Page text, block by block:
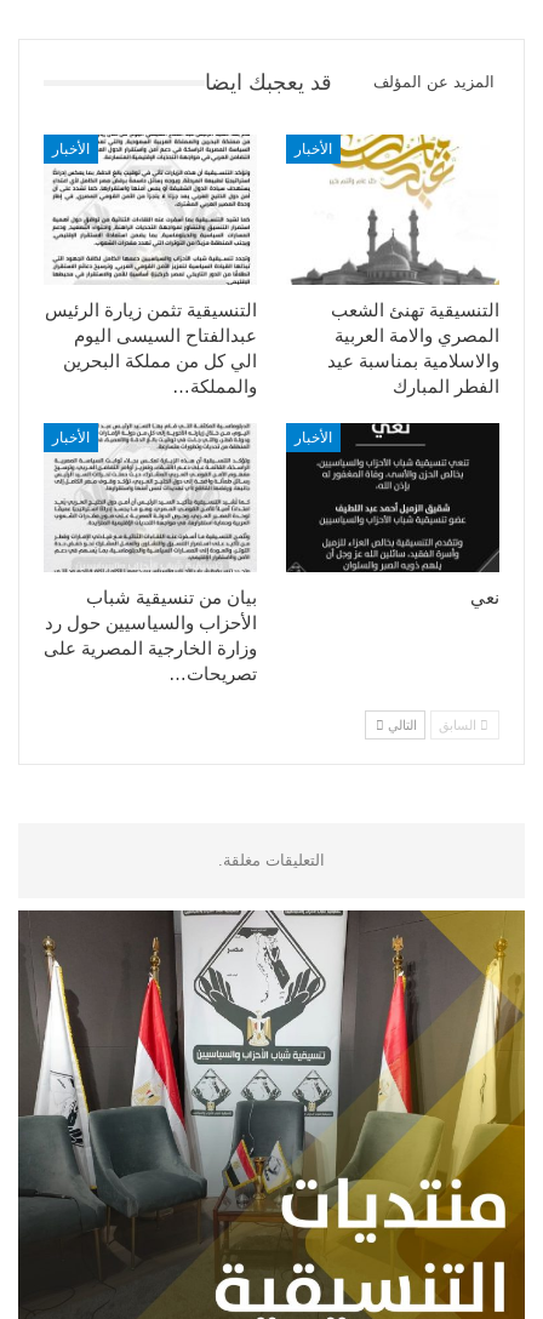
قد يعجبك ايضا المزيد عن المؤلف
الأخبار
التنسيقية تثمن زيارة الرئيس
عبدالفتاح السيسى اليوم
الي كل من مملكة البحرين
والمملكة…
الأخبار
التنسيقية تهنئ الشعب
المصري والامة العربية
والاسلامية بمناسبة عيد
الفطر المبارك
الأخبار
بيان من تنسيقية شباب
الأحزاب والسياسيين حول رد
وزارة الخارجية المصرية على
تصريحات…
الأخبار
نعي
السابق التالي
التعليقات مغلقة.